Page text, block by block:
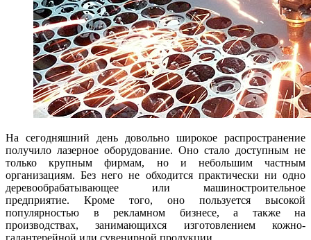
На сегодняшний день довольно широкое распространение
получило лазерное оборудование. Оно стало доступным не
только крупным фирмам, но и небольшим частным
организациям. Без него не обходится практически ни одно
деревообрабатывающее или машиностроительное
предприятие. Кроме того, оно пользуется высокой
популярностью в рекламном бизнесе, а также на
производствах, занимающихся изготовлением кожно-
галантерейной или сувенирной продукции.